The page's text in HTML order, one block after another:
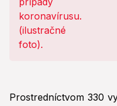
Prostredníctvom 330